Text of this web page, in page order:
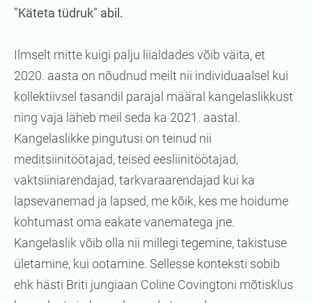
"Käteta tüdruk" abil.
Ilmselt mitte kuigi palju liialdades võib väita, et
2020. aasta on nõudnud meilt nii individuaalsel kui
kollektiivsel tasandil parajal määral kangelaslikkust
ning vaja läheb meil seda ka 2021. aastal.
Kangelaslikke pingutusi on teinud nii
meditsiinitöötajad, teised eesliinitöötajad,
vaktsiiniarendajad, tarkvaraarendajad kui ka
lapsevanemad ja lapsed, me kõik, kes me hoidume
kohtumast oma eakate vanematega jne.
Kangelaslik võib olla nii millegi tegemine, takistuse
ületamine, kui ootamine. Sellesse konteksti sobib
ehk hästi Briti jungiaan Coline Covingtoni mõtisklus